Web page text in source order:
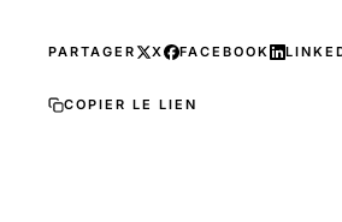
PARTAGER X FACEBOOK
COPIER LE LIEN